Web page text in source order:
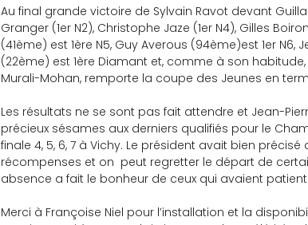
Au final grande victoire de Sylvain Ravot devant
Granger (1er N2), Christophe Jaze (1er N4), Gilles
(41ème) est 1ère N5, Guy Averous (94ème)est 1er N6,
(22ème) est 1ère Diamant et, comme à son
Murali-Mohan, remporte la coupe des Jeunes en
Les résultats ne se sont pas fait attendre et Jean-
précieux sésames aux derniers qualifiés pour le
finale 4, 5, 6, 7 à Vichy. Le président avait bien
récompenses et on  peut regretter le départ de
absence a fait le bonheur de ceux qui avaient
Merci à Françoise Niel pour l’installation et la